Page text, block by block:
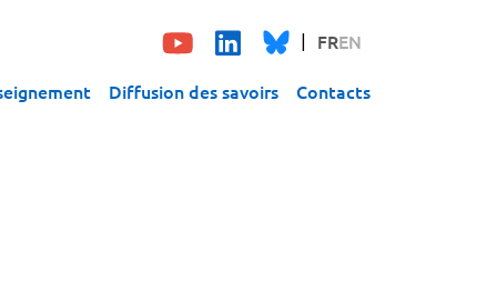
FREN
Diffusion des savoirs Contacts